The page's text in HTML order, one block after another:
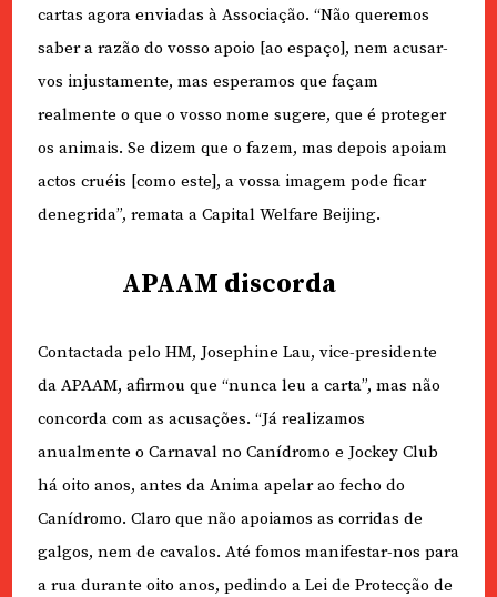
cartas agora enviadas à Associação. “Não queremos
saber a razão do vosso apoio [ao espaço], nem acusar-
vos injustamente, mas esperamos que façam
realmente o que o vosso nome sugere, que é proteger
os animais. Se dizem que o fazem, mas depois apoiam
actos cruéis [como este], a vossa imagem pode ficar
denegrida”, remata a Capital Welfare Beijing.
APAAM discorda
Contactada pelo HM, Josephine Lau, vice-presidente
da APAAM, afirmou que “nunca leu a carta”, mas não
concorda com as acusações. “Já realizamos
anualmente o Carnaval no Canídromo e Jockey Club
há oito anos, antes da Anima apelar ao fecho do
Canídromo. Claro que não apoiamos as corridas de
galgos, nem de cavalos. Até fomos manifestar-nos para
a rua durante oito anos, pedindo a Lei de Protecção de